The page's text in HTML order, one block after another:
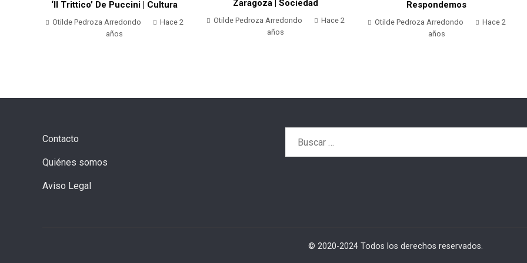
‘Il Trittico’ De Puccini | Cultura
Otilde Pedroza Arredondo
Hace 2
años
Zaragoza | Sociedad
Otilde Pedroza Arredondo
Hace 2
años
Respondemos
Otilde Pedroza Arredondo
Hace 2
años
Contacto
Quiénes somos
Aviso Legal
© 2020-2024 Todos los derechos reservados.